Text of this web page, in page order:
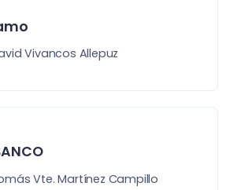
Vivancos Allepuz
Vte. Martínez Campillo